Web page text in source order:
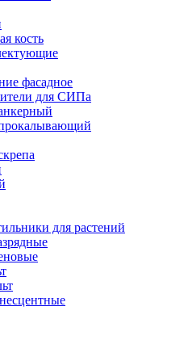
кость
фасадное
для СИПа
для растений